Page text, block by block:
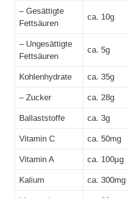
– Gesättigte
Fettsäuren
ca. 10g
– Ungesättigte
Fettsäuren
ca. 5g
Kohlenhydrate ca. 35g
– Zucker ca. 28g
Ballaststoffe ca. 3g
Vitamin C ca. 50mg
Vitamin A ca. 100µg
Kalium ca. 300mg